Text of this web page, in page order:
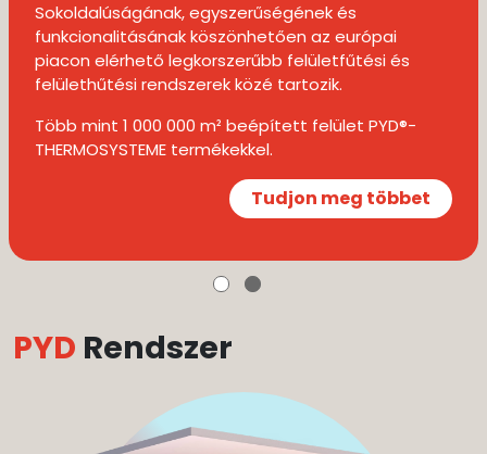
Sokoldalúságának, egyszerűségének és
funkcionalitásának köszönhetően az európai
piacon elérhető legkorszerűbb felületfűtési és
felülethűtési rendszerek közé tartozik.
Több mint 1 000 000 m² beépített felület PYD®-
THERMOSYSTEME termékekkel.
Tudjon meg többet
PYD Rendszer